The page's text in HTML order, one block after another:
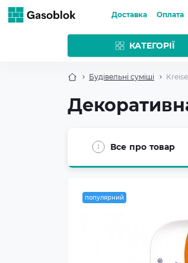
Доставка Оплата
КАТЕГОРІЇ
Будівельні суміші
Все про товар
популярний